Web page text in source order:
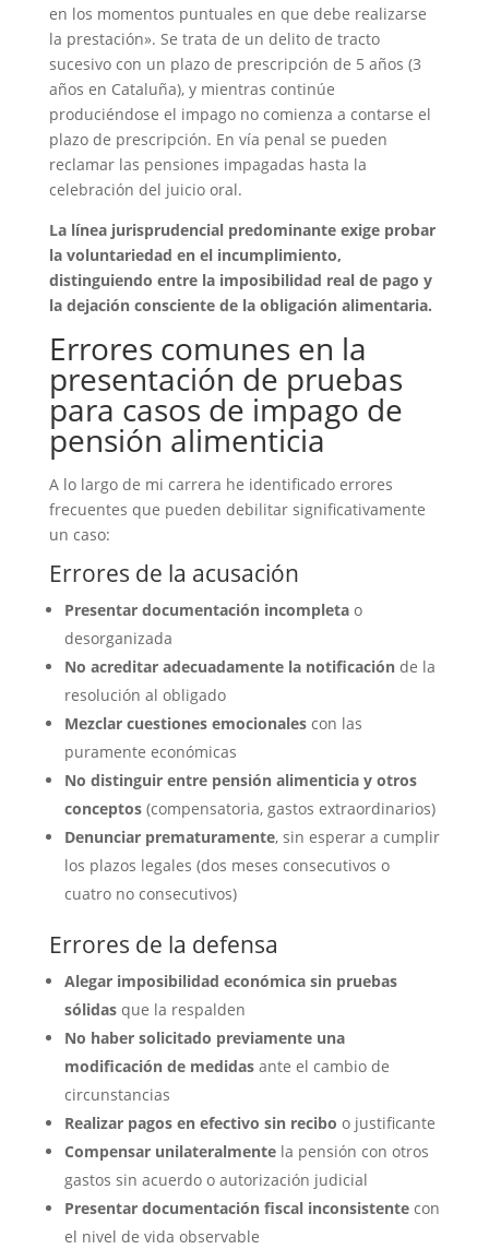
en los momentos puntuales en que debe realizarse
la prestación». Se trata de un delito de tracto
sucesivo con un plazo de prescripción de 5 años (3
años en Cataluña), y mientras continúe
produciéndose el impago no comienza a contarse el
plazo de prescripción. En vía penal se pueden
reclamar las pensiones impagadas hasta la
celebración del juicio oral.
La línea jurisprudencial predominante exige probar
la voluntariedad en el incumplimiento,
distinguiendo entre la imposibilidad real de pago y
la dejación consciente de la obligación alimentaria.
Errores comunes en la
presentación de pruebas
para casos de impago de
pensión alimenticia
A lo largo de mi carrera he identificado errores
frecuentes que pueden debilitar significativamente
un caso:
Errores de la acusación
Presentar documentación incompletao
desorganizada
No acreditar adecuadamente la notificaciónde la
resolución al obligado
Mezclar cuestiones emocionalescon las
puramente económicas
No distinguir entre pensión alimenticia y otros
conceptos(compensatoria, gastos extraordinarios)
Denunciar prematuramente, sin esperar a cumplir
los plazos legales (dos meses consecutivos o
cuatro no consecutivos)
Errores de la defensa
Alegar imposibilidad económica sin pruebas
sólidasque la respalden
No haber solicitado previamente una
modificación de medidasante el cambio de
circunstancias
Realizar pagos en efectivo sin recibo o justificante
Compensar unilateralmentela pensión con otros
gastos sin acuerdo o autorización judicial
Presentar documentación fiscal inconsistentecon
el nivel de vida observable